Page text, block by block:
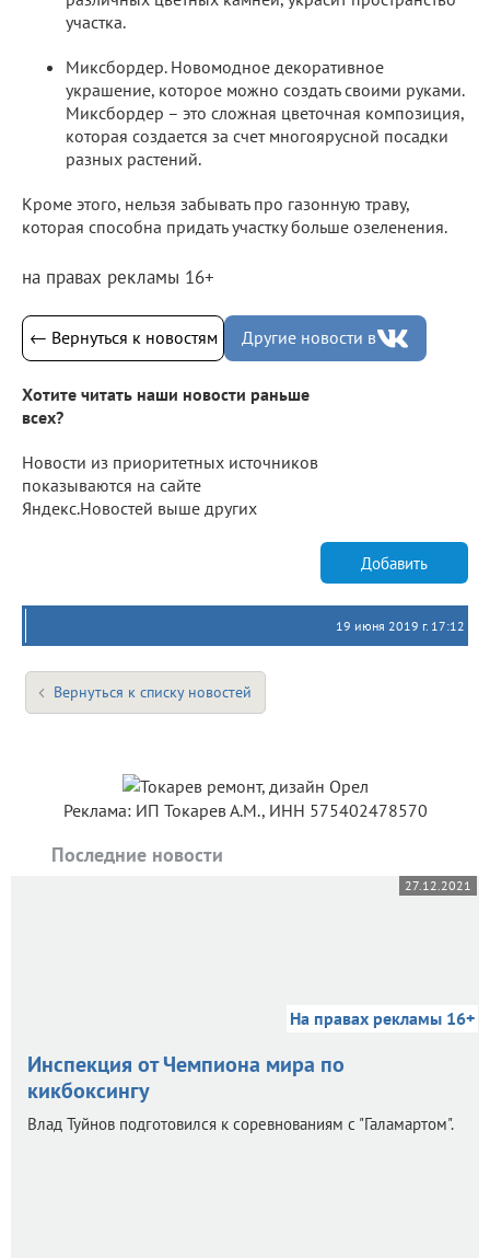
участка.
Миксбордер. Новомодное декоративное
украшение, которое можно создать своими руками.
Миксбордер – это сложная цветочная композиция,
которая создается за счет многоярусной посадки
разных растений.
Кроме этого, нельзя забывать про газонную траву,
которая способна придать участку больше озеленения.
на правах рекламы 16+
← Вернуться к новостям Другие новости в
Хотите читать наши новости раньше
всех?
Новости из приоритетных источников
показываются на сайте
Яндекс.Новостей выше других
Добавить
19 июня 2019 г. 17:12
Вернуться к списку новостей
Реклама: ИП Токарев А.М., ИНН 575402478570
Последние новости
27.12.2021
На правах рекламы 16+
Инспекция от Чемпиона мира по
кикбоксингу
Влад Туйнов подготовился к соревнованиям с "Галамартом".